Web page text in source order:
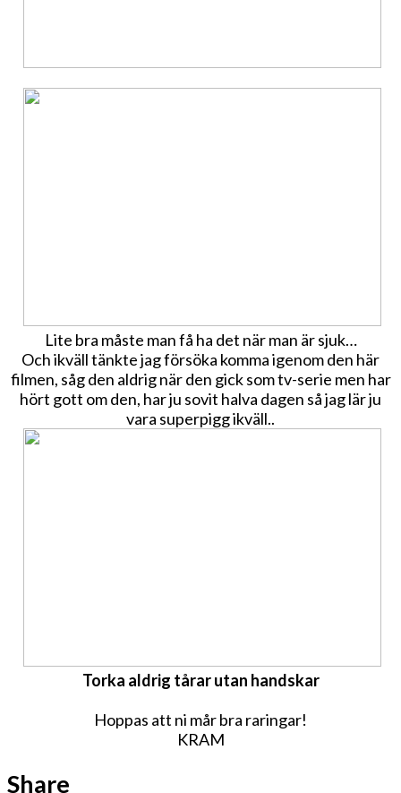
Lite bra måste man få ha det när man är sjuk…
Och ikväll tänkte jag försöka komma igenom den här
filmen, såg den aldrig när den gick som tv-serie men har
hört gott om den, har ju sovit halva dagen så jag lär ju
vara superpigg ikväll..
Torka aldrig tårar utan handskar
Hoppas att ni mår bra raringar!
KRAM
Share